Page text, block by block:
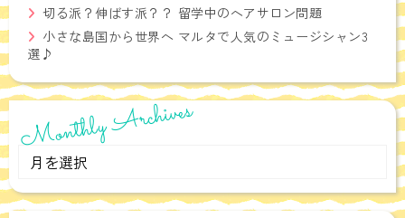
切る派？伸ばす派？？ 留学中のヘアサロン問題
小さな島国から世界へ マルタで人気のミュージシャン3
選♪
Monthly Archives
Monthly
Archives